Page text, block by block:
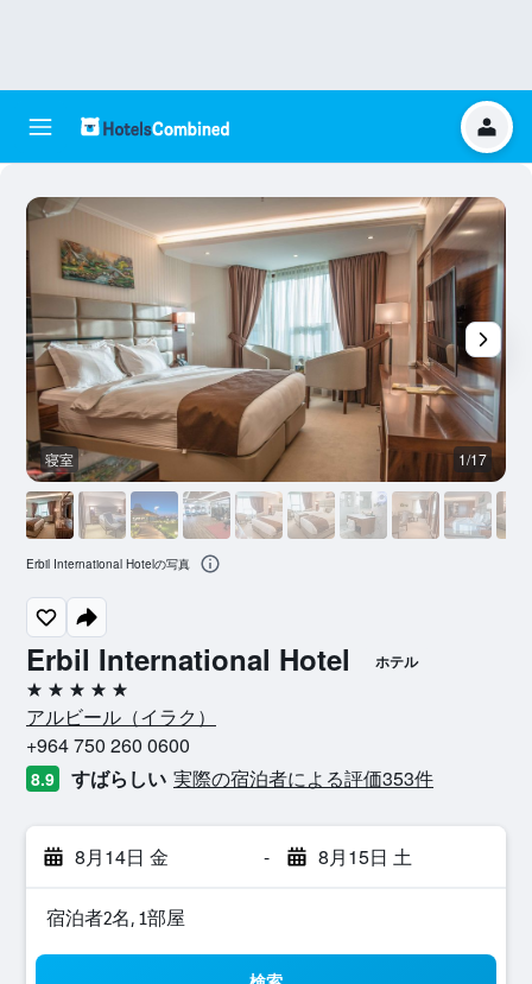
Erbil International Hotel ホテル
5つ星
アルビール​（イラク​）​
+964 750 260 0600
8.9 すばらしい 実際の宿泊者による評価353​件
8月14日 金 - 8月15日 土
宿泊者2名, 1​部屋
寝室 1/17
Erbil International Hotelの写真